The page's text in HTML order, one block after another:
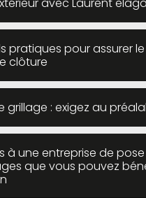
pratiques pour assurer
clôture
grillage : exigez au
à une entreprise de
que vous pouvez